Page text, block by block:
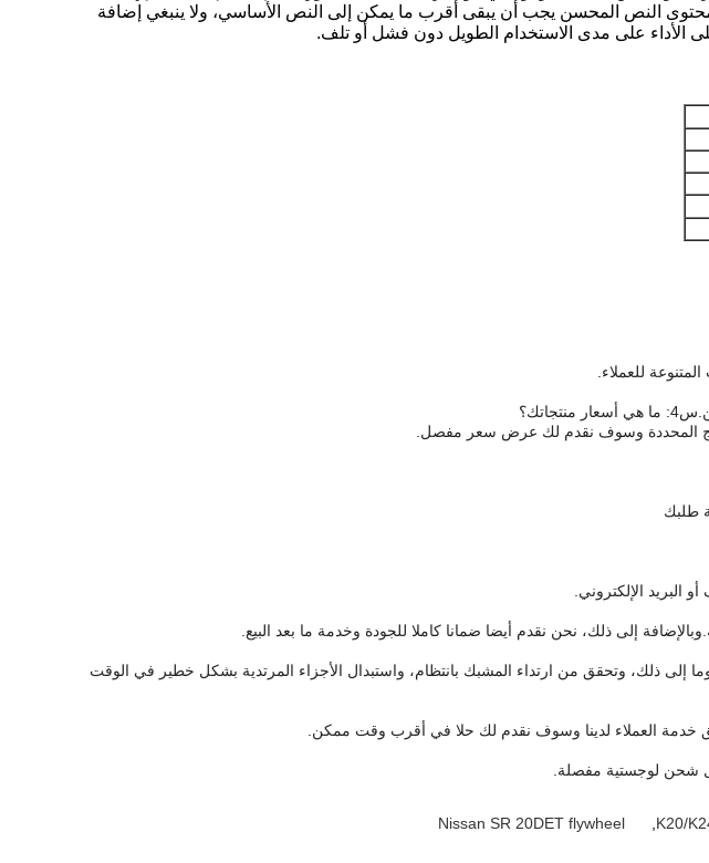
النص المحسن يجب أن يبقى أقرب ما يمكن إلى النص الأساسي، ولا ينبغي إضافة
الأداء على مدى الاستخدام الطويل دون فشل أو تلف.
للعملاء.
س4: ما هي أسعار منتجاتك؟
المحددة وسوف نقدم لك عرض سعر مفصل.
طلبك
البريد الإلكتروني.
وبالإضافة إلى ذلك، نحن نقدم أيضا ضمانا كاملا للجودة وخدمة ما بعد البيع.
إلى ذلك، وتحقق من ارتداء المشبك بانتظام، واستبدال الأجزاء المرتدية بشكل خطير في الوقت
خدمة العملاء لدينا وسوف نقدم لك حلا في أقرب وقت ممكن.
شحن لوجستية مفصلة.
Nissan SR 20DET flywheel